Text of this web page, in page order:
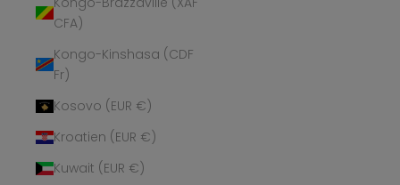
CFA)
Kongo-Kinshasa (CDF
Fr)
Kosovo (EUR €)
Kroatien (EUR €)
Kuwait (EUR €)